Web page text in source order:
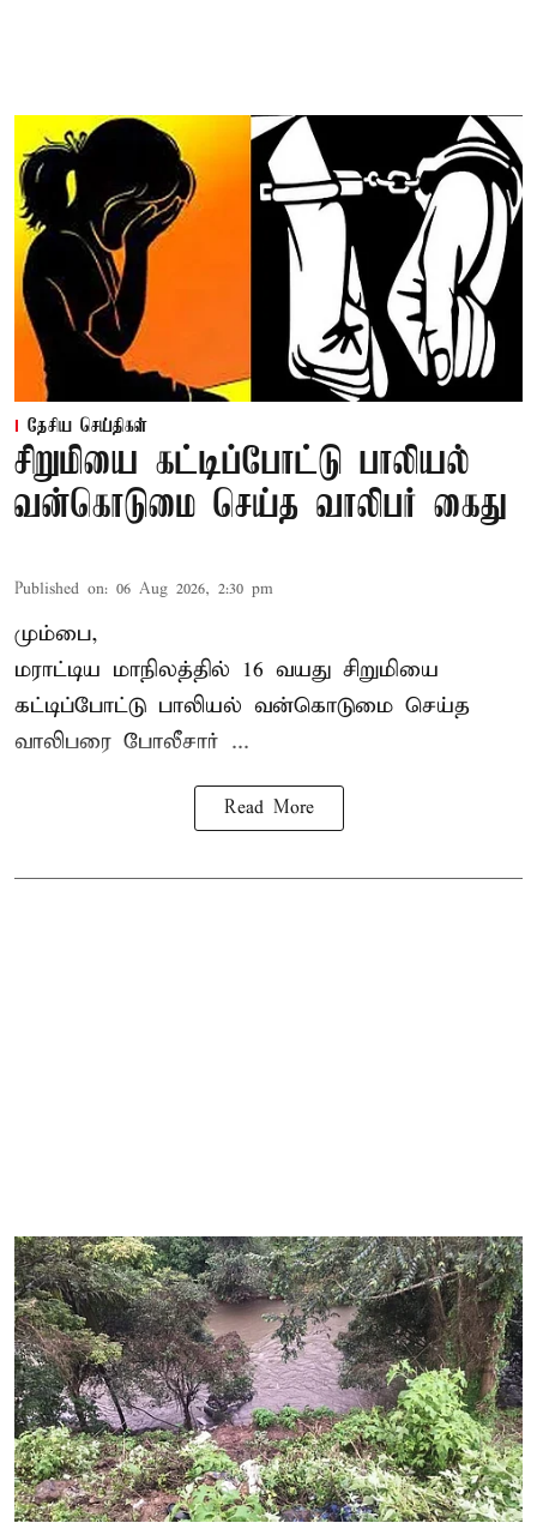
தேசிய செய்திகள்
சிறுமியை கட்டிப்போட்டு பாலியல்
வன்கொடுமை செய்த வாலிபர் கைது
Published on: 06 Aug 2026, 2:30 pm
மும்பை,
மராட்டிய மாநிலத்தில் 16 வயது சிறுமியை
கட்டிப்போட்டு பாலியல் வன்கொடுமை செய்த
வாலிபரை போலீசார் ...
Read More